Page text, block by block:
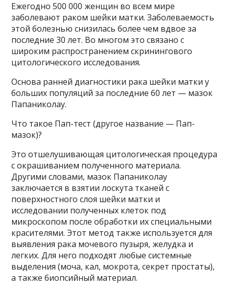
Ежегодно 500 000 женщин во всем мире
заболевают раком шейки матки. Заболеваемость
этой болезнью снизилась более чем вдвое за
последние 30 лет. Во многом это связано с
широким распространением скринингового
цитологического исследования.
Основа ранней диагностики рака шейки матки у
больших популяций за последние 60 лет — мазок
Папаниколау.
Что такое Пап-тест (другое название — Пап-
мазок)?
Это отшелушивающая цитологическая процедура
с окрашиванием полученного материала.
Другими словами, мазок Папаниколау
заключается в взятии лоскута тканей с
поверхностного слоя шейки матки и
исследовании полученных клеток под
микроскопом после обработки их специальными
красителями. Этот метод также используется для
выявления рака мочевого пузыря, желудка и
легких. Для него подходят любые системные
выделения (моча, кал, мокрота, секрет простаты),
а также биопсийный материал.